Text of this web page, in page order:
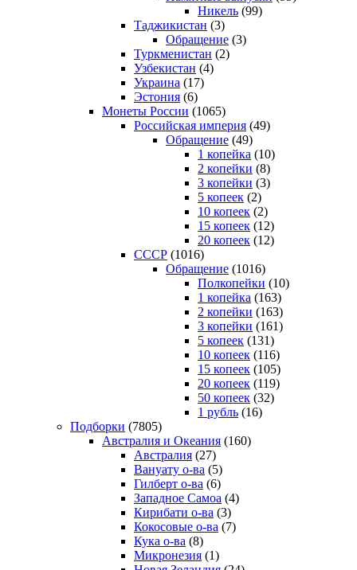
Никель (99)
Таджикистан (3)
Обращение (3)
Туркменистан (2)
Узбекистан (4)
Украина (17)
Эстония (6)
Монеты России (1065)
Российская империя (49)
Обращение (49)
1 копейка (10)
2 копейки (8)
3 копейки (3)
5 копеек (2)
10 копеек (2)
15 копеек (12)
20 копеек (12)
СССР (1016)
Обращение (1016)
Полкопейки (10)
1 копейка (163)
2 копейки (163)
3 копейки (161)
5 копеек (131)
10 копеек (116)
15 копеек (105)
20 копеек (119)
50 копеек (32)
1 рубль (16)
Подборки (7805)
Австралия и Океания (160)
Австралия (27)
Вануату о-ва (5)
Гилберт о-ва (6)
Западное Самоа (4)
Кирибати о-ва (3)
Кокосовые о-ва (7)
Кука о-ва (8)
Микронезия (1)